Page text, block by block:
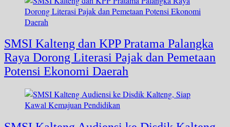
SMSI Kalteng dan KPP Pratama Palangka
Raya Dorong Literasi Pajak dan Pemetaan
Potensi Ekonomi Daerah